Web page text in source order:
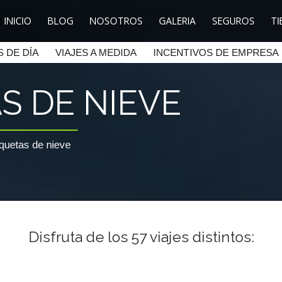
INICIO BLOG NOSOTROS GALERIA SEGUROS
DE DÍA VIAJES A MEDIDA INCENTIVOS DE EMPRESA
DE NIEVE
de nieve
Disfruta de los 57viajes distintos: